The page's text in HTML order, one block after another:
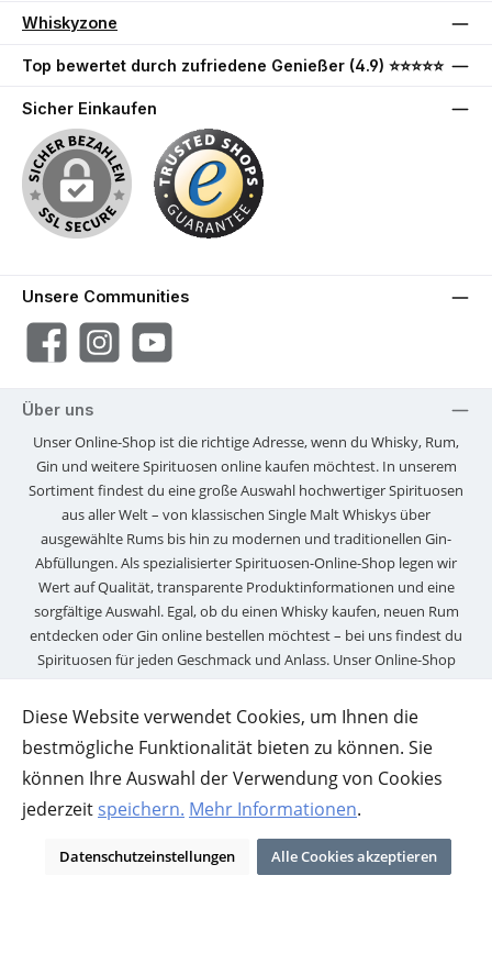
Whiskyzone
Top bewertet durch zufriedene Genießer (4.9) ⭐⭐⭐⭐⭐
Sicher Einkaufen
Unsere Communities
FacebookInstagramYouTube
Über uns
Unser Online-Shop ist die richtige Adresse, wenn du Whisky, Rum,
Gin und weitere Spirituosen online kaufen möchtest. In unserem
Sortiment findest du eine große Auswahl hochwertiger Spirituosen
aus aller Welt – von klassischen Single Malt Whiskys über
ausgewählte Rums bis hin zu modernen und traditionellen Gin-
Abfüllungen. Als spezialisierter Spirituosen-Online-Shop legen wir
Wert auf Qualität, transparente Produktinformationen und eine
sorgfältige Auswahl. Egal, ob du einen Whisky kaufen, neuen Rum
entdecken oder Gin online bestellen möchtest – bei uns findest du
Spirituosen für jeden Geschmack und Anlass. Unser Online-Shop
Wert auf Vielfalt und zuverlässigen Service legen. Durch sichere
Zahlungsmethoden, schnellen Versand und eine übersichtliche
Shop-Struktur kannst du bei uns Spirituosen bequem und sicher
online kaufen.
Kontaktformular
Diese Website verwendet Cookies, um Ihnen die
bestmögliche Funktionalität bieten zu können. Sie
können Ihre Auswahl der Verwendung von Cookies
jederzeit speichern. Mehr Informationen.
Datenschutzeinstellungen Alle Cookies akzeptieren